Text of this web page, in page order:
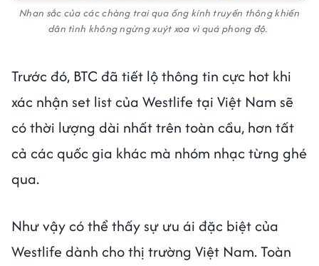
Nhan sắc của các chàng trai qua ống kính truyền thông khiến
dân tình không ngừng xuýt xoa vì quá phong độ.
Trước đó, BTC đã tiết lộ thông tin cực hot khi
xác nhận set list của Westlife tại Việt Nam sẽ
có thời lượng dài nhất trên toàn cầu, hơn tất
cả các quốc gia khác mà nhóm nhạc từng ghé
qua.
Như vậy có thể thấy sự ưu ái đặc biệt của
Westlife dành cho thị trường Việt Nam. Toàn